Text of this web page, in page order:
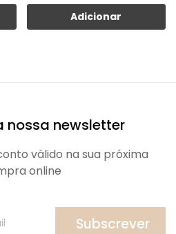
Adicionar
nossa newsletter
válido na sua próxima
online
Subscrever